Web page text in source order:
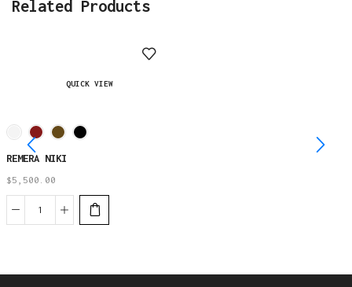
Related Products
QUICK VIEW
REMERA NIKI
$5,500.00